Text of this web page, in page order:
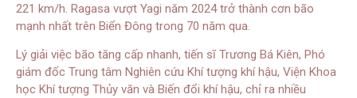
221 km/h. Ragasa vượt Yagi năm 2024 trở thành cơn bão
mạnh nhất trên Biển Đông trong 70 năm qua.
Lý giải việc bão tăng cấp nhanh, tiến sĩ Trương Bá Kiên, Phó
giám đốc Trung tâm Nghiên cứu Khí tượng khí hậu, Viện Khoa
học Khí tượng Thủy văn và Biến đổi khí hậu, chỉ ra nhiều